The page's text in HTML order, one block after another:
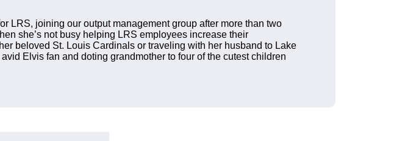
LRS, joining our output management group after more than two
she’s not busy helping LRS employees increase their
beloved St. Louis Cardinals or traveling with her husband to Lake
Elvis fan and doting grandmother to four of the cutest children